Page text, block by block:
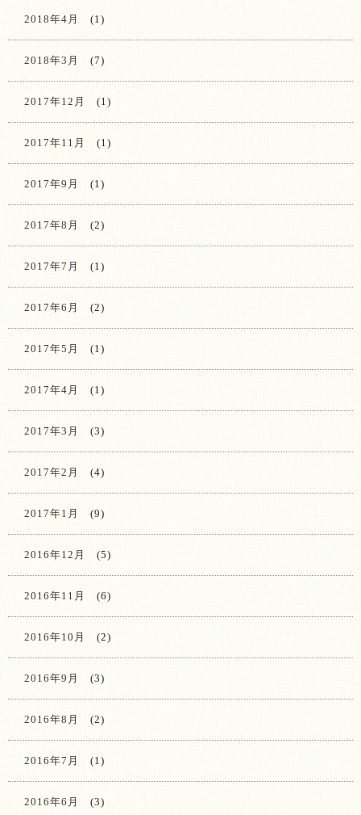
2018年4月 (1)
2018年3月 (7)
2017年12月 (1)
2017年11月 (1)
2017年9月 (1)
2017年8月 (2)
2017年7月 (1)
2017年6月 (2)
2017年5月 (1)
2017年4月 (1)
2017年3月 (3)
2017年2月 (4)
2017年1月 (9)
2016年12月 (5)
2016年11月 (6)
2016年10月 (2)
2016年9月 (3)
2016年8月 (2)
2016年7月 (1)
2016年6月 (3)